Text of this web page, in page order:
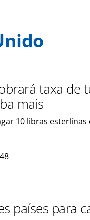
taxa de
mais
10 libras
países para